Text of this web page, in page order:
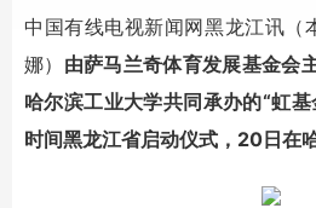
中国有线电视新闻网黑龙江讯
娜） 由萨马兰奇体育发展基金会
哈尔滨工业大学共同承办的“虹
时间黑龙江省启动仪式，20日在